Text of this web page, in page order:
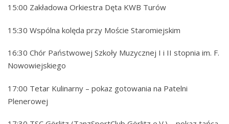
15:00 Zakładowa Orkiestra Dęta KWB Turów
15:30 Wspólna kolęda przy Moście Staromiejskim
16:30 Chór Państwowej Szkoły Muzycznej I i II stopnia im. F.
Nowowiejskiego
17:00 Tetar Kulinarny – pokaz gotowania na Patelni
Plenerowej